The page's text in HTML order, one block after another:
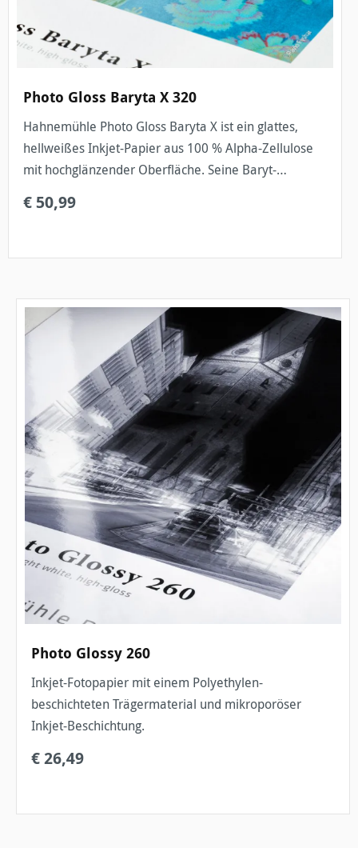
Photo Gloss Baryta X 320
Hahnemühle Photo Gloss Baryta X ist ein glattes,
hellweißes Inkjet-Papier aus 100 % Alpha-Zellulose
mit hochglänzender Oberfläche. Seine Baryt-
klassischer Silberhalogenid-Fot
€ 50,99
Photo Glossy 260
Inkjet-Fotopapier mit einem Polyethylen-
beschichteten Trägermaterial und mikroporöser
Inkjet-Beschichtung.
€ 26,49